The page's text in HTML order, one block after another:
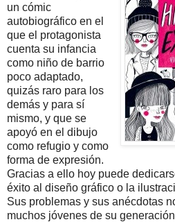
un cómic
autobiográfico en el
que el protagonista
cuenta su infancia
como niño de barrio
poco adaptado,
quizás raro para los
demás y para sí
mismo, y que se
apoyó en el dibujo
como refugio y como
forma de expresión.
Gracias a ello hoy puede
éxito al diseño gráfico o la
Sus problemas y sus anécdotas
muchos jóvenes de su